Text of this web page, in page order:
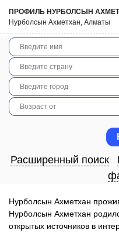
ПРОФИЛЬ НУРБОЛСЫН
Нурболсын Ахметхан, Алматы
Расширенный поиск
Нурболсын Ахметхан
Нурболсын Ахметхан
открытых источников в